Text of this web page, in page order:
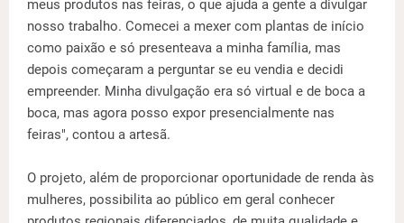
meus produtos nas feiras, o que ajuda a gente a divulgar
nosso trabalho. Comecei a mexer com plantas de início
como paixão e só presenteava a minha família, mas
depois começaram a perguntar se eu vendia e decidi
empreender. Minha divulgação era só virtual e de boca a
boca, mas agora posso expor presencialmente nas
feiras", contou a artesã.
O projeto, além de proporcionar oportunidade de renda às
mulheres, possibilita ao público em geral conhecer